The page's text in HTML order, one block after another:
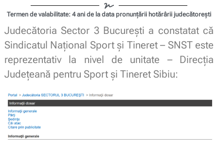
Termen de valabilitate: 4 ani de la data pronunțării hotărârii judecătorești
Judecătoria Sector 3 București a constatat că
Sindicatul Național Sport și Tineret – SNST este
reprezentativ la nivel de unitate – Direcția
Județeană pentru Sport și Tineret Sibiu: